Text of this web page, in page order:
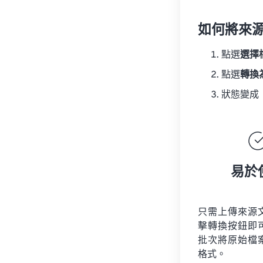
如何將來
點選選擇
點選轉換
狀態變成
易於
只需上傳來源
擊轉換按鈕即
批次將原始檔
格式。